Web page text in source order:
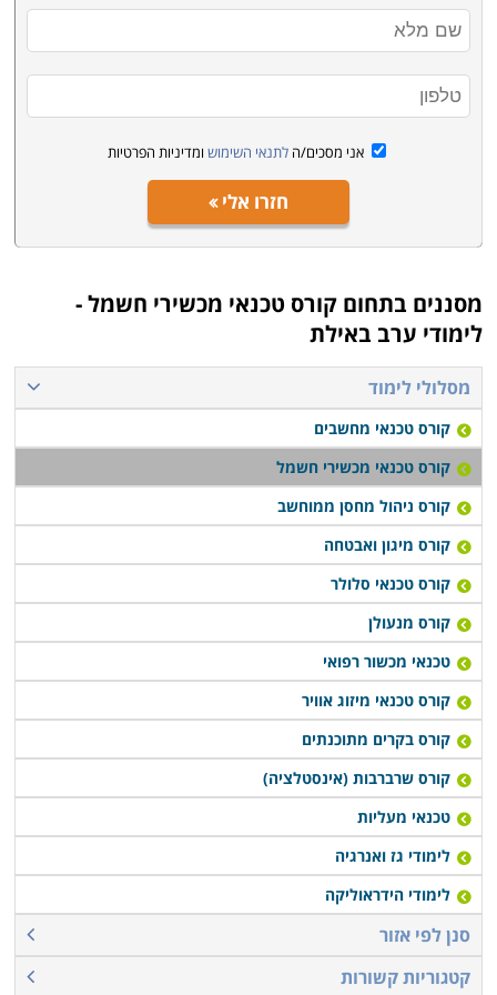
הקורס מתחיל מהבסיס, כך שאין כל צורך בידע מוקדם כדי
להירשם, ובסיום הקורס ניתן מיידית להשתלב בתחום
כטכנאי.
התמחויות והסמכה - מה לבחור ואיך
בעמודים הבאים באתר תוכלו למצוא מגוון של קורסים
ללימודי המקצוע. חלקם עוסקים בלימוד תיקון של מוצרים
ספציפיים כמו טלויזיות, מערכות גז או בית חכם, אבל רובם
בסביבות חצי שנה, כאשר חלק מהם ניתנים לקיצור לבעלי
רקע קודם בתחומי החשמל והאלקטרוניקה. התעודה בסיום
תקן מסודר וקבוע, ולא בחינות תקן אחידות מטעם גורם
מפקח משותף, על כן מומלץ לבחון בעיון כל מסלול לימוד כדי
לוודא את העומק והרצינות של ההכשרה. יתרון נוסף
שמציעים אחדים מהם מתבטא בסיוע במציאת עבודה
בתחום עם סיום הלימודים, או רכישת יסודות עסקיים
ושיווקיים שיעזרו לבוגרים לנהל עסק עצמאי זעיר.
קורס טכנאי מכשירי חשמל מתקיים במספר מקומות לימוד
ברחבי הארץ: חיפה, תל אביב, רמת גן, נתניה, פתח תקווה,
כפר סבא ובעוד מספר מקומות אחרים, כך שכמעט כל מי
שרוצה ללמוד קורס מבוקש זה יוכל לעשות זאת בנוחות
בקרבת אזור מגוריו.
אני מסכים/ה לתנאי השימוש ומדיניות הפרטיות
חזרו אלי
מסננים בתחום קורס טכנאי מכשירי חשמל -
לימודי ערב באילת
מסלולי לימוד
קורס טכנאי מחשבים
קורס טכנאי מכשירי חשמל
קורס ניהול מחסן ממוחשב
קורס מיגון ואבטחה
קורס טכנאי סלולר
קורס מנעולן
טכנאי מכשור רפואי
קורס טכנאי מיזוג אוויר
קורס בקרים מתוכנתים
קורס שרברבות (אינסטלציה)
טכנאי מעליות
לימודי גז ואנרגיה
לימודי הידראוליקה
סנן לפי אזור
קטגוריות קשורות